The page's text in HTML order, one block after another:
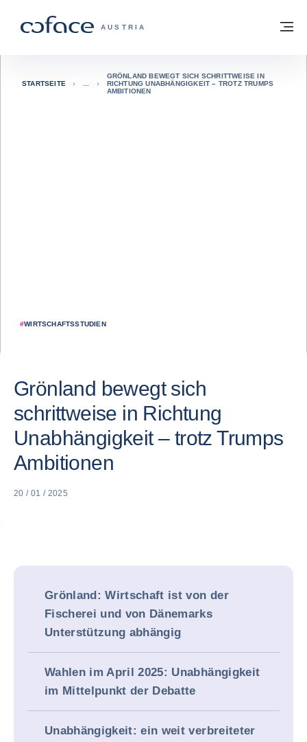
COFACE FOR TRADE - WEBSEITE DER
AUSTRIA
Zurück zur Startseite
#WIRTSCHAFTSSTUDIEN
STARTSEITE
GRÖNLAND BEWEGT SICH SCHRITTWEISE IN
RICHTUNG UNABHÄNGIGKEIT – TROTZ TRUMPS
AMBITIONEN
Grönland bewegt sich
schrittweise in Richtung
Unabhängigkeit – trotz Trumps
Ambitionen
20 / 01 / 2025
Grönland: Wirtschaft ist von der
Fischerei und von Dänemarks
Unterstützung abhängig
Wahlen im April 2025: Unabhängigkeit
im Mittelpunkt der Debatte
Unabhängigkeit: ein weit verbreiteter